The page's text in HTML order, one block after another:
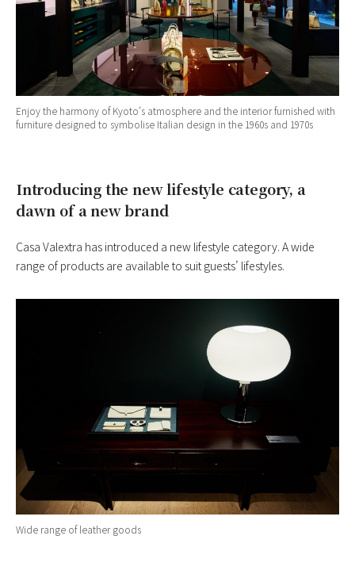
Enjoy the harmony of Kyoto’s atmosphere and the interior furnished with
furniture designed to symbolise Italian design in the 1960s and 1970s
Introducing the new lifestyle category, a
dawn of a new brand
Casa Valextra has introduced a new lifestyle category. A wide
range of products are available to suit guests’ lifestyles.
Wide range of leather goods